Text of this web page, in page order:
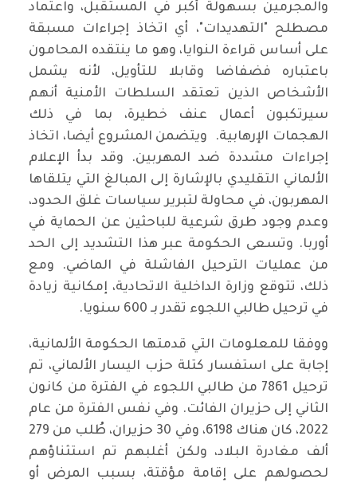
والمجرمين بسهولة أكبر في المستقبل، واعتماد
مصطلح "التهديدات"، أي اتخاذ إجراءات مسبقة
على أساس قراءة النوايا، وهو ما ينتقده المحامون
باعتباره فضفاضا وقابلا للتأويل، لأنه يشمل
الأشخاص الذين تعتقد السلطات الأمنية أنهم
سيرتكبون أعمال عنف خطيرة، بما في ذلك
الهجمات الإرهابية. ويتضمن المشروع أيضا، اتخاذ
إجراءات مشددة ضد المهربين. وقد بدأ الإعلام
الألماني التقليدي بالإشارة إلى المبالغ التي يتلقاها
المهربون، في محاولة لتبرير سياسات غلق الحدود،
وعدم وجود طرق شرعية للباحثين عن الحماية في
أوربا. وتسعى الحكومة عبر هذا التشديد إلى الحد
من عمليات الترحيل الفاشلة في الماضي. ومع
ذلك، تتوقع وزارة الداخلية الاتحادية، إمكانية زيادة
في ترحيل طالبي اللجوء تقدر بـ 600 سنويا.
ووفقا للمعلومات التي قدمتها الحكومة الألمانية،
إجابة على استفسار كتلة حزب اليسار الألماني، تم
ترحيل 7861 من طالبي اللجوء في الفترة من كانون
الثاني إلى حزيران الفائت. وفي نفس الفترة من عام
2022، كان هناك 6198، وفي 30 حزيران، طُلب من 279
ألف مغادرة البلاد، ولكن أغلبهم تم استثناؤهم
لحصولهم على إقامة مؤقتة، بسبب المرض أو